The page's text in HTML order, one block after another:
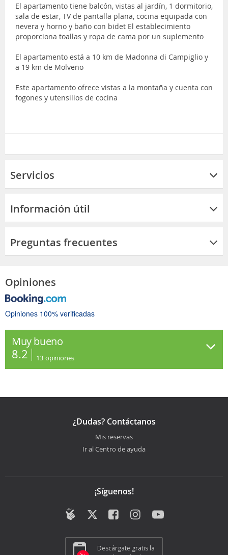
El apartamento tiene balcón, vistas al jardín, 1 dormitorio,
sala de estar, TV de pantalla plana, cocina equipada con
nevera y horno y baño con bidet El establecimiento
proporciona toallas y ropa de cama por un suplemento
El apartamento está a 10 km de Madonna di Campiglio y
a 19 km de Molveno
Este apartamento ofrece vistas a la montaña y cuenta con
fogones y utensilios de cocina
Servicios
Información útil
Preguntas frecuentes
Opiniones
Opiniones 100% verificadas
Muy bueno
8.2 13 opiniones
¿Dudas? Contáctanos
Mis reservas
Ir al Centro de ayuda
¡Síguenos!
Descárgate gratis la